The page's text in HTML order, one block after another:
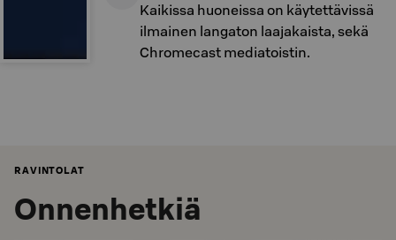
Kaikissa huoneissa on käytettävissä
ilmainen langaton laajakaista, sekä
Chromecast mediatoistin.
RAVINTOLAT
Onnenhetkiä